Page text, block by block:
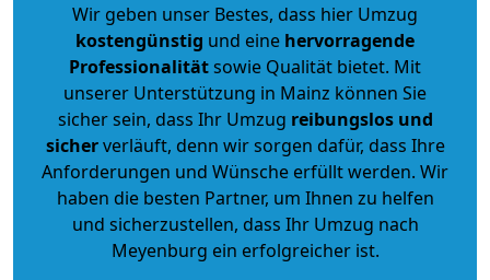
Wir geben unser Bestes, dass hier Umzug
kostengünstig und eine hervorragende
Professionalitätsowie Qualität bietet. Mit
unserer Unterstützung in Mainz können Sie
sicher sein, dass Ihr Umzug reibungslos und
sicherverläuft, denn wir sorgen dafür, dass Ihre
Anforderungen und Wünsche erfüllt werden. Wir
haben die besten Partner, um Ihnen zu helfen
und sicherzustellen, dass Ihr Umzug nach
Meyenburg ein erfolgreicher ist.